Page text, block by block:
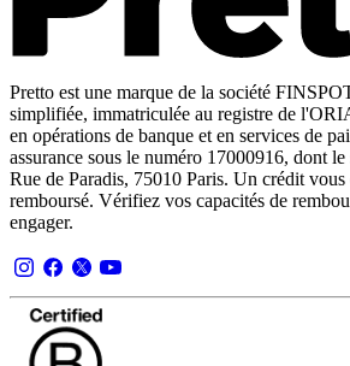
Pretto est une marque de la société
simplifiée, immatriculée au registre de
en opérations de banque et en services de
assurance sous le numéro 17000916, dont
Rue de Paradis, 75010 Paris. Un crédit vous
remboursé. Vérifiez vos capacités de
engager.